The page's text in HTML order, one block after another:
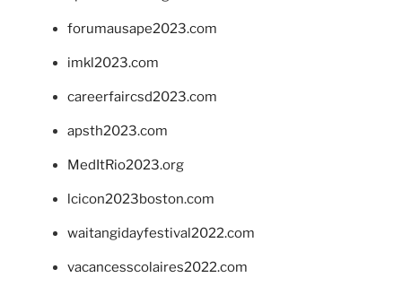
forumausape2023.com
imkl2023.com
careerfaircsd2023.com
apsth2023.com
MedItRio2023.org
lcicon2023boston.com
waitangidayfestival2022.com
vacancesscolaires2022.com